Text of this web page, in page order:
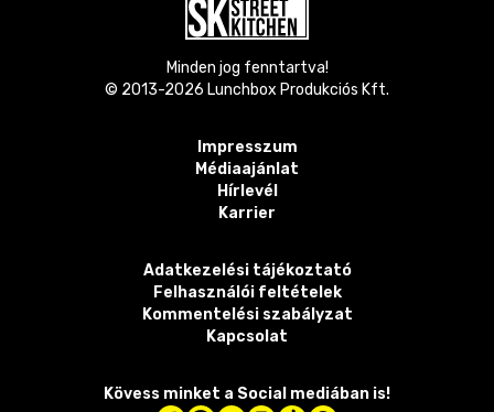
Minden jog fenntartva!
© 2013-2026 Lunchbox Produkciós Kft.
Impresszum
Médiaajánlat
Hírlevél
Karrier
Adatkezelési tájékoztató
Felhasználói feltételek
Kommentelési szabályzat
Kapcsolat
Kövess minket a Social mediában is!